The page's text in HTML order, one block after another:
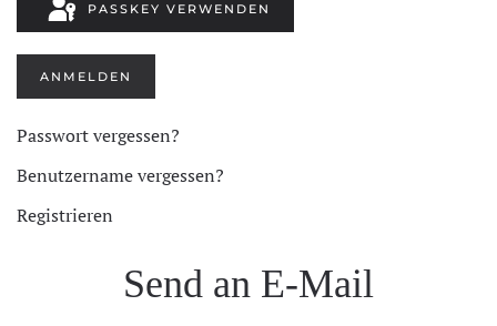
PASSKEY VERWENDEN
ANMELDEN
Passwort vergessen?
Benutzername vergessen?
Registrieren
Send an E-Mail